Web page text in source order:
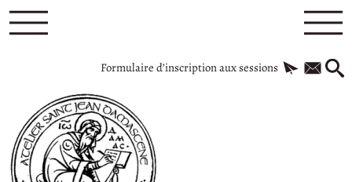
Formulaire d’inscription aux sessions